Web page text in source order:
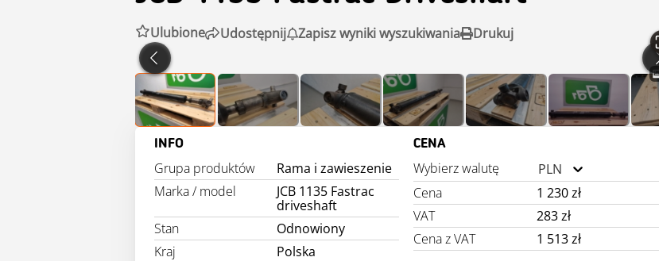
Ulubione Udostępnij Zapisz wyniki wyszukiwania Drukuj
INFO
Grupa produktów
Rama i zawieszenie
Marka / model
JCB 1135 Fastrac
driveshaft
Stan
Odnowiony
Kraj
Polska
CENA
Wybierz walutę
PLN
Cena
1 230 zł
VAT
283 zł
Cena z VAT
1 513 zł